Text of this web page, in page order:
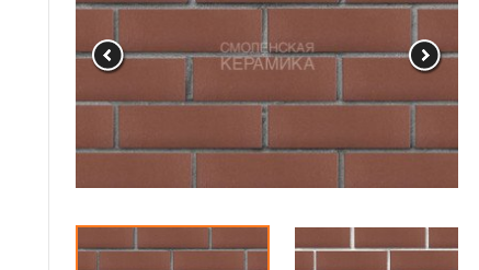
Доставка
Сотрудничество